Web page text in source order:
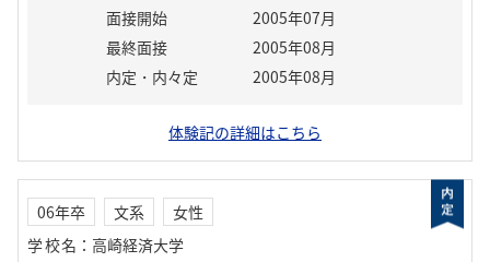
面接開始
2005年07月
最終面接
2005年08月
内定・内々定
2005年08月
体験記の詳細はこちら
06年卒 文系
女性
学校名 ： 高崎経済大学